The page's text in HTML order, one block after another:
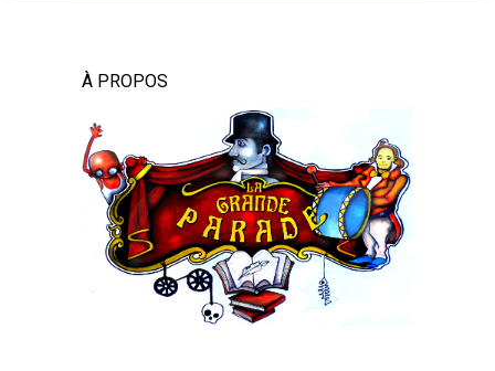
À PROPOS